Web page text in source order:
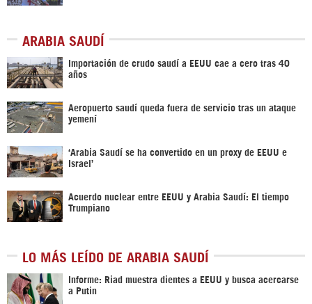
ARABIA SAUDÍ
Importación de crudo saudí a EEUU cae a cero tras 40
años
Aeropuerto saudí queda fuera de servicio tras un ataque
yemení
‘Arabia Saudí se ha convertido en un proxy de EEUU e
Israel’
Acuerdo nuclear entre EEUU y Arabia Saudí: El tiempo
Trumpiano
LO MÁS LEÍDO DE ARABIA SAUDÍ
Informe: Riad muestra dientes a EEUU y busca acercarse
a Putin